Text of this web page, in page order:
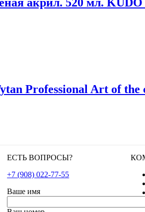
Professional Art of the
ЕСТЬ ВОПРОСЫ?
+7 (908) 022-77-55
Ваше имя